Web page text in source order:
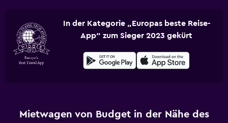
In der Kategorie „Europas beste Reise-
App“ zum Sieger 2023 gekürt
Mietwagen von Budget in der Nähe des